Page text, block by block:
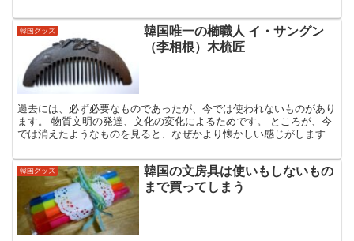
韓国グッズ
韓国唯一の櫛職人 イ・サングン
（李相根）木梳匠
過去には、必ず必要なものであったが、今では使われないものがあり
ます。 物質文明の発達、文化の変化によるためです。 ところが、今
では消えたようなものを見ると、なぜかより懐かしい感じがします。
韓国グッズ
韓国の文房具は使いもしないもの
まで買ってしまう